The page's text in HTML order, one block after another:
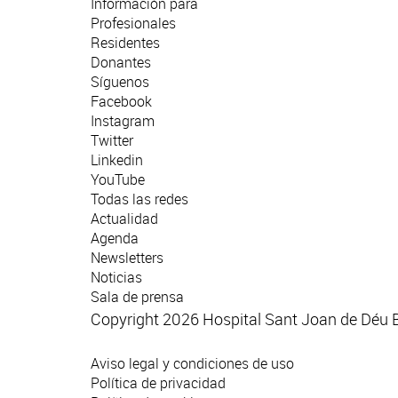
Profesionales
Residentes
Donantes
Síguenos
Facebook
Instagram
Twitter
Linkedin
YouTube
Todas las redes
Actualidad
Agenda
Newsletters
Noticias
Sala de prensa
Copyright 2026 Hospital Sant Joan de Déu
Aviso legal y condiciones de uso
Política de privacidad